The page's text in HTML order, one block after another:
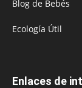
Blog de Bebés
Ecología Útil
Enlaces de